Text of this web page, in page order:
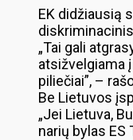
EK didžiausią
„Tai gali
atsižvelgiama
piliečiai”, –
Be Lietuvos
„Jei Lietuva,
narių bylas ES